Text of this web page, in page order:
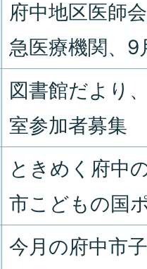
府中地区医師
急医療機関、9
図書館だより
室参加者募集
ときめく府中
市こどもの国
今月の府中市